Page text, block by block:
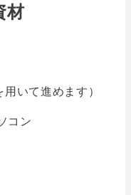
材
いて進めます）
コン